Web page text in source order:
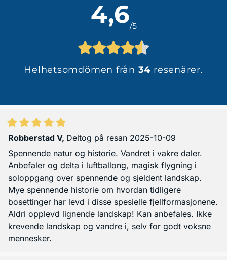
4,6/5
Helhetsomdömen från 34 resenärer.
Robberstad V, Deltog på resan 2025-10-09
Spennende natur og historie. Vandret i vakre daler.
Anbefaler og delta i luftballong, magisk flygning i
soloppgang over spennende og sjeldent landskap.
Mye spennende historie om hvordan tidligere
bosettinger har levd i disse spesielle fjellformasjonene.
Aldri opplevd lignende landskap! Kan anbefales. Ikke
krevende landskap og vandre i, selv for godt voksne
mennesker.